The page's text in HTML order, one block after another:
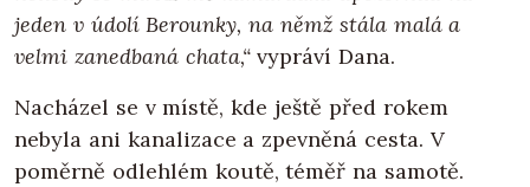
jeden v údolí Berounky, na němž stála malá a
velmi zanedbaná chata,“vypráví Dana.
Nacházel se v místě, kde ještě před rokem
nebyla ani kanalizace a zpevněná cesta. V
poměrně odlehlém koutě, téměř na samotě.